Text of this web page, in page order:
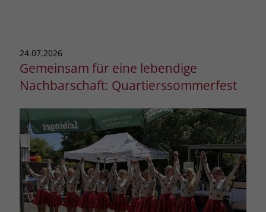
24.07.2026
Gemeinsam für eine lebendige
Nachbarschaft: Quartierssommerfest